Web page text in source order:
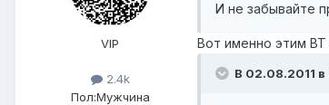
VIP
2.4k
Пол:Мужчина
И не забывайте
Вот именно этим ВТ
В 02.08.2011 в